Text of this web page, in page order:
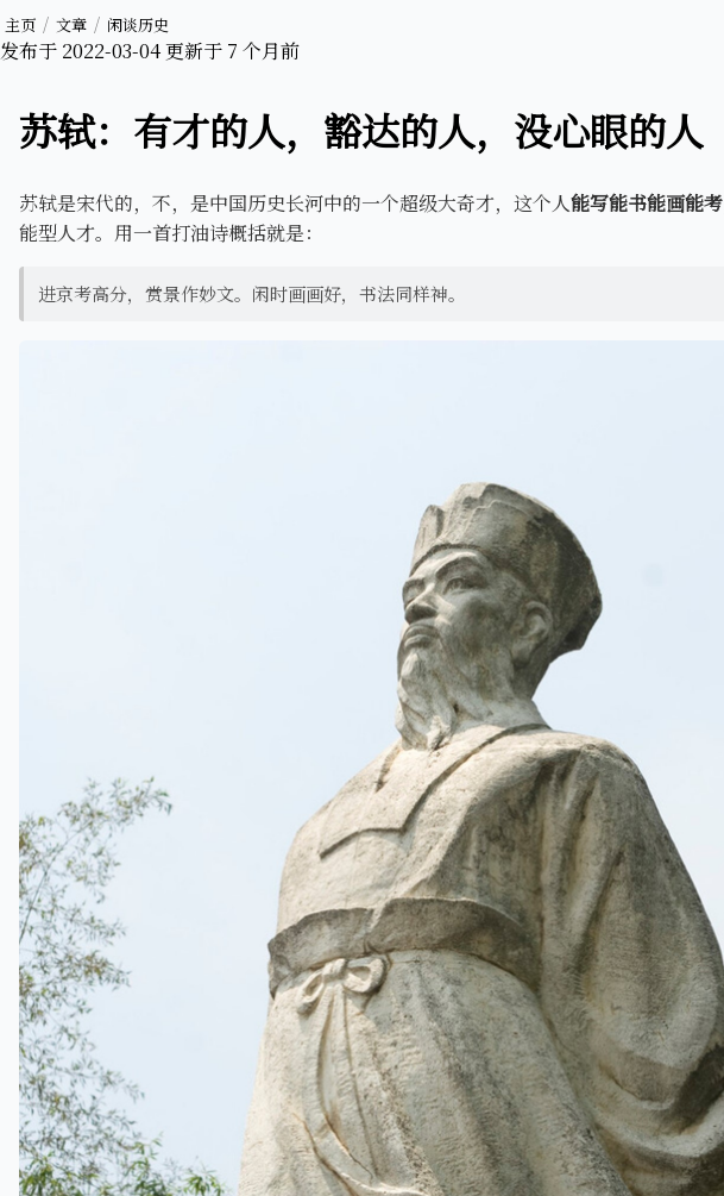
主页 文章 闲谈历史
发布于 2022-03-04更新于 7 个月前
苏轼：有才的人，豁达的人，没心眼的人
苏轼是宋代的，不，是中国历史长河中的一个超级大奇才，这个人能写能书能画能考
能型人才。用一首打油诗概括就是：
进京考高分，赏景作妙文。闲时画画好，书法同样神。